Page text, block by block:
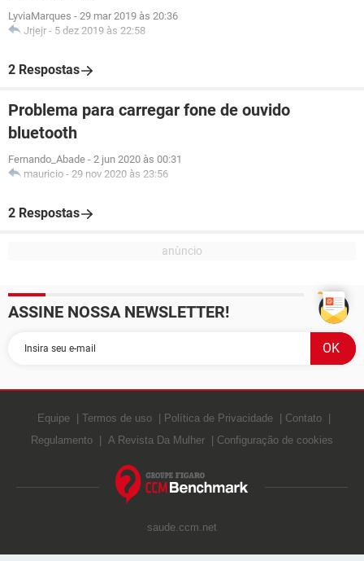
LyviaMarques - 29 mar 2019 às 20:36
Jrjejr - 5 dez 2019 às 22:58
2 Respostas
Problema para carregar fone de ouvido
bluetooth
Fernando_Abade - 2 jun 2020 às 00:31
mauricio - 29 nov 2020 às 23:56
2 Respostas
ASSINE NOSSA NEWSLETTER!
Equipe Termos de uso Política de Privacidade
Contato
Regulamento
A Revista Da Mulher Configuração de cookies
saude.ccm.net